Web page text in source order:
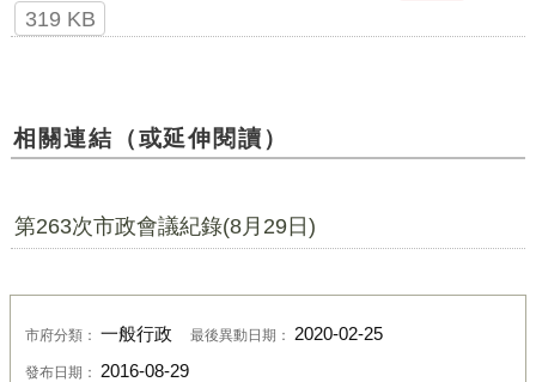
319 KB
相關連結（或延伸閱讀）
第263次市政會議紀錄(8月29日)
市府分類： 一般行政 最後異動日期： 2020-02-25
發布日期： 2016-08-29